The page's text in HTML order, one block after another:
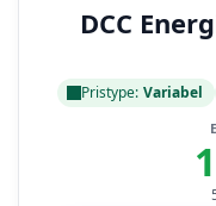
DCC
Pristype: Variabel